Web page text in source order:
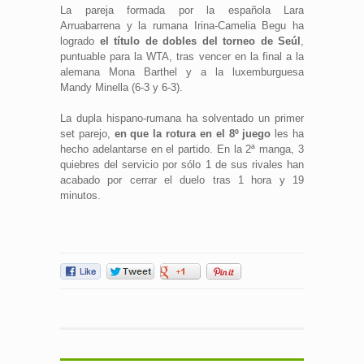
La pareja formada por la española Lara
Arruabarrena y la rumana Irina-Camelia Begu ha
logrado el título de dobles del torneo de Seúl
puntuable para la WTA, tras vencer en la final a la
alemana Mona Barthel y a la luxemburguesa
Mandy Minella (6-3 y 6-3).
La dupla hispano-rumana ha solventado un primer
set parejo, en que la rotura en el 8º juego les ha
hecho adelantarse en el partido. En la 2ª manga, 3
quiebres del servicio por sólo 1 de sus rivales han
acabado por cerrar el duelo tras 1 hora y 19
minutos.